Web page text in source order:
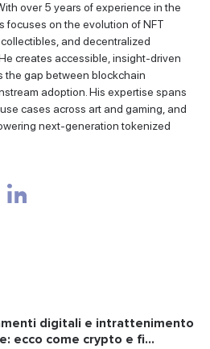
over 5 years of experience in the
focuses on the evolution of NFT
and decentralized
creates accessible, insight-driven
the gap between blockchain
adoption. His expertise spans
cases across art and gaming, and
next-generation tokenized
digitali e intrattenimento
ecco come crypto e fi...